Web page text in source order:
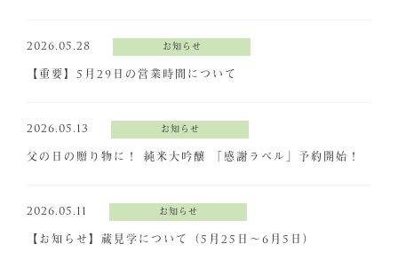
2026.05.28 お知らせ
【重要】5月29日の営業時間について
2026.05.13 お知らせ
父の日の贈り物に！ 純米大吟醸 「感謝ラベル」予約開始！
2026.05.11 お知らせ
【お知らせ】蔵見学について（5月25日～6月5日）